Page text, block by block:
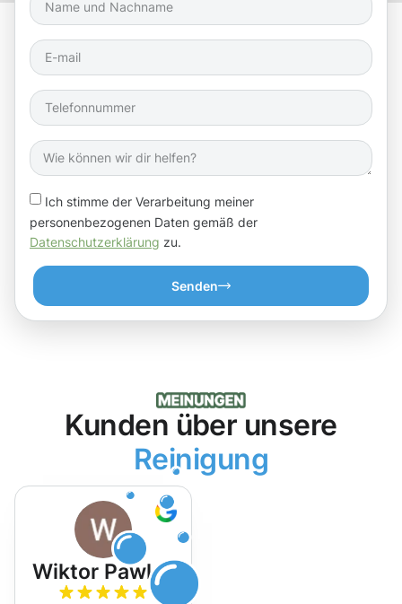
Ich stimme der Verarbeitung meiner
personenbezogenen Daten gemäß der
Datenschutzerklärung zu.
Senden
Kunden über unsere
Reinigung
Wiktor Pawlak